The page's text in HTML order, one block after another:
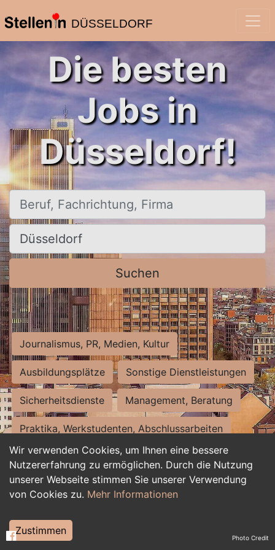
DÜSSELDORF
Wir verwenden Cookies, um Ihnen eine bessere
Nutzererfahrung zu ermöglichen. Durch die Nutzung
unserer Webseite stimmen Sie unserer Verwendung
von Cookies zu. Mehr Informationen
Zustimmen
Die besten
Jobs in
Düsseldorf!
Beruf, Fachrichtung, Firma
Ort, Stadt
Suchen
Journalismus, PR, Medien, Kultur
Ausbildungsplätze Sonstige Dienstleistungen
Sicherheitsdienste Management, Beratung
Praktika, Werkstudenten, Abschlussarbeiten
Personalwesen Assistenz, Sekretariat
Hilfskräfte, Aushilfs- und Nebenjobs
Weiterbildung, Studium, duale Ausbildung Photo Credit